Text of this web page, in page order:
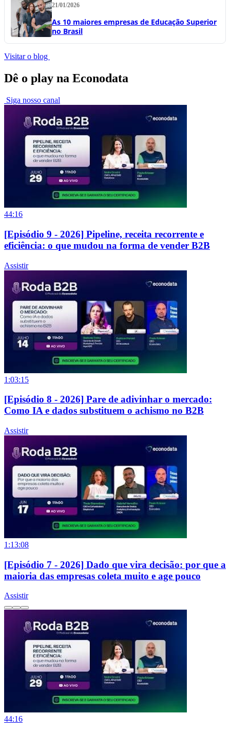
21/01/2026
As 10 maiores empresas de Educação Superior
no Brasil
Visitar o blog
Dê o play na Econodata
Siga nosso canal
44:16
[Episódio 9 - 2026] Pipeline, receita recorrente e
eficiência: o que mudou na forma de vender B2B
Assistir
1:03:15
[Episódio 8 - 2026] Pare de adivinhar o mercado:
Como IA e dados substituem o achismo no B2B
Assistir
1:13:08
[Episódio 7 - 2026] Dado que vira decisão: por que a
maioria das empresas coleta muito e age pouco
Assistir
44:16